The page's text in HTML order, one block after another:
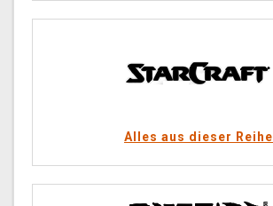
Alles aus dieser Reihe